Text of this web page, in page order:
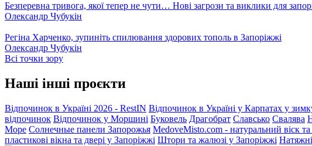
Безперевна тривога, якої тепер не чути… Нові загрози та виклики для
Олександр Чубукін
Регіна Харченко, зупиніть спилювання здорових тополь в Запоріжжі
Олександр Чубукін
Всі точки зору
Наші інші проєкти
Відпочинок в Україні 2026 - RestIN Відпочинок в Україні у Карпатах у
відпочинок Відпочинок у Моршині Буковель Драгобрат Славсько Свалява
Море Солнечные панели Запорожья MedoveMisto.com - натуральний віск
пластикові вікна та двері у Запоріжжі Штори та жалюзі у Запоріжжі